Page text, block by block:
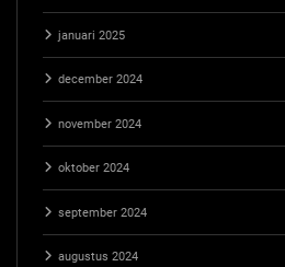
januari 2025
december 2024
november 2024
oktober 2024
september 2024
augustus 2024